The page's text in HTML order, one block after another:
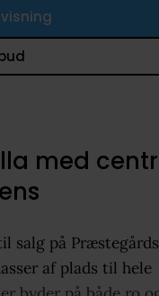
med
salg på
af plads til hele